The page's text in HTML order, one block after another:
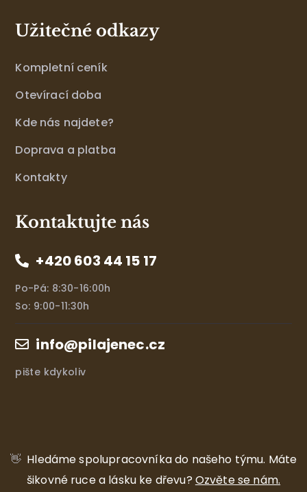
Užitečné odkazy
Kompletní ceník
Otevírací doba
Kde nás najdete?
Doprava a platba
Kontakty
Kontaktujte nás
+420 603 44 15 17
Po-Pá: 8:30-16:00h
So: 9:00-11:30h
info@pilajenec.cz
pište kdykoliv
👋 Hledáme spolupracovníka do našeho týmu. Máte
šikovné ruce a lásku ke dřevu? Ozvěte se nám.